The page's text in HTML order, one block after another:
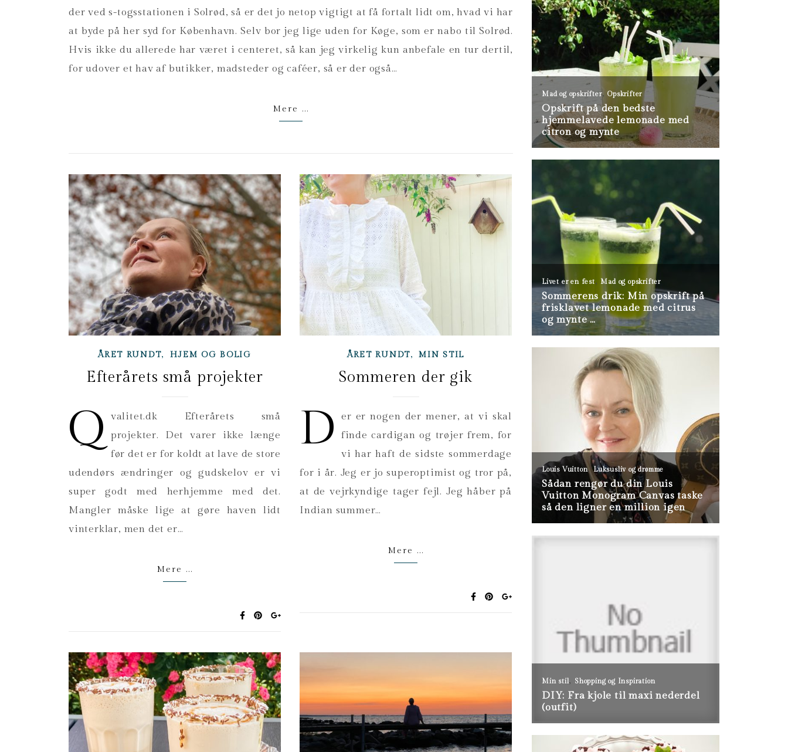
der ved s-togsstationen i Solrød, så er det jo netop vigtigt at få fortalt lidt om, hvad vi har
at byde på her syd for København. Selv bor jeg lige uden for Køge, som er nabo til Solrød.
Hvis ikke du allerede har været i centeret, så kan jeg virkelig kun anbefale en tur dertil,
for udover et hav af butikker, madsteder og caféer, så er der også…
Mere ...
ÅRET RUNDT, HJEM OG BOLIG
Efterårets små projekter
q
valitet.dk Efterårets små
projekter. Det varer ikke længe
før det er for koldt at lave de store
udendørs ændringer og gudskelov er vi
super godt med herhjemme med det.
Mangler måske lige at gøre haven lidt
vinterklar, men det er…
Mere ...
ÅRET RUNDT,MIN STIL
Sommeren der gik
D
er er nogen der mener, at vi skal
finde cardigan og trøjer frem, for
vi har haft de sidste sommerdage
for i år. Jeg er jo superoptimist og tror på,
at de vejrkyndige tager fejl. Jeg håber på
Indian summer…
Mere ...